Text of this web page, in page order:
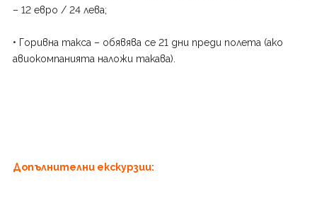
– 12 евро / 24 лева;
• Горивна такса – обявява се 21 дни преди полета (ако
авиокомпанията наложи такава).
Допълнителни екскурзии: